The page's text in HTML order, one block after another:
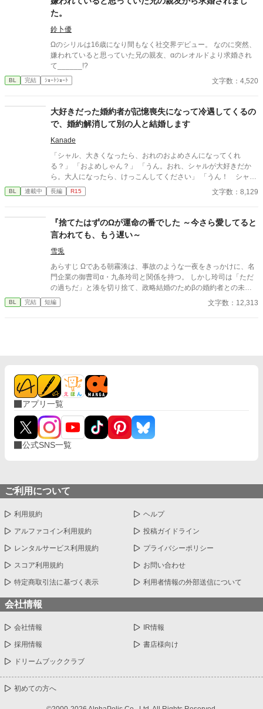
ていく。 どんなトラブルも二人なら大丈夫！ 過保護で執着強めな
スパダリ幼馴染攻め（α） × ポジティブで男前な元ベータ受け（β
→Ω） 明るくて幸せいっぱいオメガバース！ 私の大好きなオメガ
ただけますように。
た。
鈴卜優
Ωのシリルは16歳になり間もなく社交界デビュー。 なのに突然、
嫌われていると思っていた兄の親友、αのレオルドより求婚され
て______!?
BL 完結 ｼｮｰﾄｼｮｰﾄ 文字数：4,520
大好きだった婚約者が記憶喪失になって冷遇してくるの
で、婚約解消して別の人と結婚します
Kanade
「シャル、大きくなったら、おれのおよめさんになってくれ
る？」 「およめしゃん？」 「うん。おれ、シャルが大好きだか
ら。大人になったら、けっこんしてください」 「うん！ シャル
もリュシーしゃま、だいしゅき！ およめしゃん、なる！」 ✩
✩ ✩ 幼き日に交わした『約束』。その約束が果たされたの
から三年。リュシオンが事故により記憶喪失になったことで、全
てが狂っていく――。 ――――――――――― ✻男しかいな
い、αとΩしかいない世界観なので、女性やβといった概念は出て
きません。 ✻独自設定の異世界オメガバースです。 ✻4話までは
更新、遅筆なのでゆっくりペースにはなりますが、完結は保証い
たします。 ☆8/7 0時更新 HOT女性向けランキング55位！ あり
がとうございます😊
BL 連載中 長編 R15 文字数：8,129
『捨てたはずのΩが運命の番でした ～今さら愛してると
言われても、もう遅い～
雪兎
あらすじ Ωである朝霧湊は、事故のような一夜をきっかけに、名
門企業の御曹司α・九条玲司と関係を持つ。 しかし玲司は「ただ
の過ちだ」と湊を切り捨て、政略結婚のためβの婚約者との未来
を選んだ。 深く傷ついた湊は、彼の前から姿を消す。 数か月後―
―。 湊の身体は、これまで誰も知らなかった希少な『遅咲きΩ』
速する、すれ違いオメガバースBL。
BL 完結 短編 文字数：12,313
アプリ一覧
公式SNS一覧
ご利用について
利用規約 ヘルプ
アルファコイン利用規約 投稿ガイドライン
レンタルサービス利用規約 プライバシーポリシー
スコア利用規約 お問い合わせ
特定商取引法に基づく表示 利用者情報の外部送信について
会社情報
会社情報 IR情報
採用情報 書店様向け
ドリームブッククラブ
初めての方へ